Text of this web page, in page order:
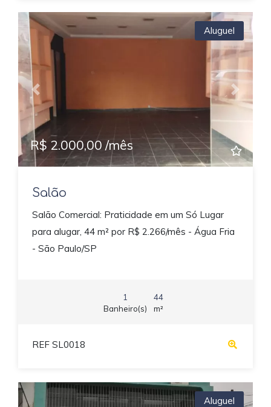
Previous Next
Aluguel
R$ 2.000,00 /mês
Salão
Salão Comercial: Praticidade em um Só Lugar
para alugar, 44 m² por R$ 2.266/mês - Água Fria
- São Paulo/SP
1
Banheiro(s)
44
m²
REF SL0018
Aluguel